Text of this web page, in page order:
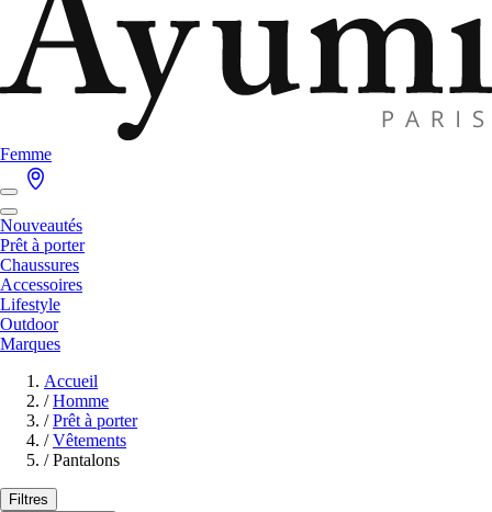
Femme
Nouveautés
Prêt à porter
Chaussures
Accessoires
Lifestyle
Outdoor
Marques
Accueil
/ Homme
/ Prêt à porter
/ Vêtements
/ Pantalons
Filtres